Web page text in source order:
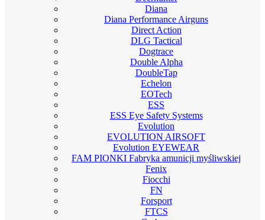
Diana
Diana Performance Airguns
Direct Action
DLG Tactical
Dogtrace
Double Alpha
DoubleTap
Echelon
EOTech
ESS
ESS Eye Safety Systems
Evolution
EVOLUTION AIRSOFT
Evolution EYEWEAR
FAM PIONKI Fabryka amunicji myśliwskiej
Fenix
Fiocchi
FN
Forsport
FTCS